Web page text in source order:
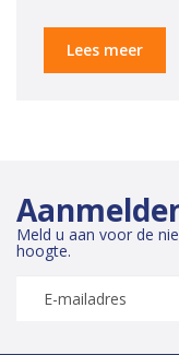
Lees meer
Meld u aan voor de
hoogte.